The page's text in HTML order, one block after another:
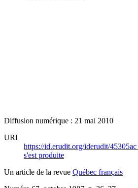
Diffusion numérique : 21 mai 2010
URI
https://id.erudit.org/iderudit/45305ac
s'est produite
Un article de la revue Québec français